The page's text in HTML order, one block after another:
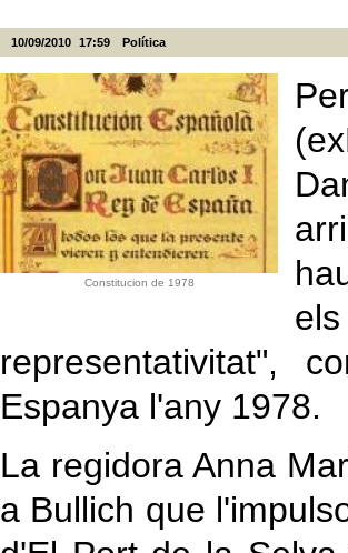
10/09/2010 17:59 Política
Constitucion de 1978
representativitat",
Espanya l'any 1978.
La regidora Anna
a Bullich que